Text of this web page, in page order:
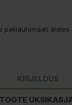
pakiautomaati
KIRJELDUS
TOOTE